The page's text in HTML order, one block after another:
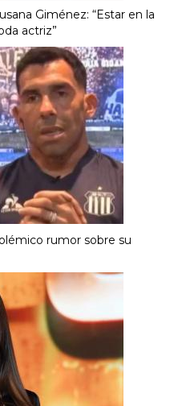
Giménez: “Estar en la
actriz”
rumor sobre su